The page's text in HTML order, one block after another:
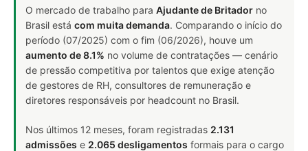
O mercado de trabalho para Ajudante de Britador no
Brasil está com muita demanda. Comparando o início do
período (07/2025) com o fim (06/2026), houve um
aumento de 8.1% no volume de contratações — cenário
de pressão competitiva por talentos que exige atenção
de gestores de RH, consultores de remuneração e
diretores responsáveis por headcount no Brasil.
Nos últimos 12 meses, foram registradas 2.131
admissões e 2.065 desligamentos formais para o cargo